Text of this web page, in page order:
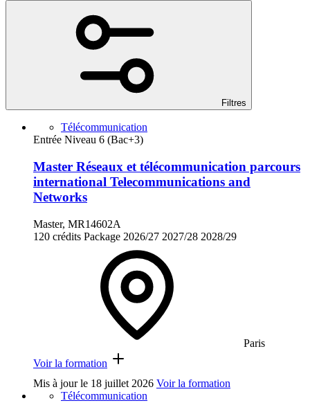
Filtres
Télécommunication
Entrée Niveau 6 (Bac+3)
Master Réseaux et télécommunication parcours
international Telecommunications and
Networks
Master, MR14602A
120 crédits Package 2026/27 2027/28 2028/29
Paris
Voir la formation
Mis à jour le 18 juillet 2026 Voir la formation
Télécommunication